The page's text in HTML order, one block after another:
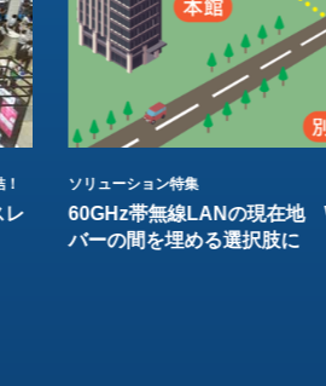
レ
ソリューション特集
60GHz帯無線LANの現在地
バーの間を埋める選択肢に